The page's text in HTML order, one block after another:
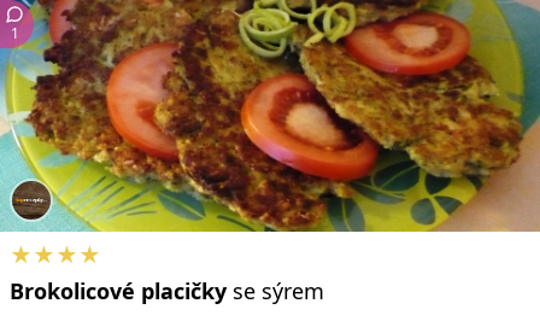
1
★★★★
Brokolicové placičky se sýrem